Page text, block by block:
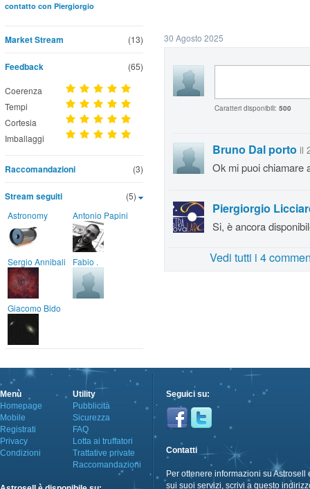
contatto con Piergiorgio
(13)
Market Stream
Feedback (65)
Coerenza
Tempi
Cortesia
Imballaggi
(3)
Raccomandazioni
(5)
Stream seguiti
Astronomy Antonio Papini
Sergio Annibali Fabio .
Giacomo Bido
30 Agosto 2025
Caratteri disponibili: 500
Bruno Dal porto il
Ok mi puoi chiamare
Piergiorgio
Si, è ancora
Vedi tutti i 4
Menù
Homepage
Mobile
Registrati
Privacy
Condizioni
Utility
Pubblicità
Sicurezza
FAQ
Lotta ai truffatori
Trattative private
Raccomandazioni
Seguici su:
Contatti
Per ottenere informazioni su Astrosell
sui suoi servizi, scrivi a questo